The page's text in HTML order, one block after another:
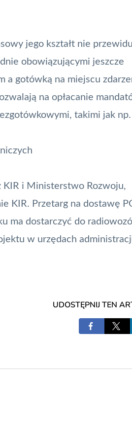
jego kształt nie
obowiązującymi jeszcze
a gotówką na miejscu
na opłacanie
takimi jak np.
KIR i Ministerstwo Rozwoju,
KIR. Przetarg na dostawę
ma dostarczyć do
w urzędach
UDOSTĘPNIJ TEN